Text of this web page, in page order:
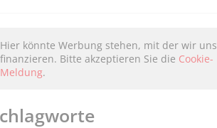
Hier könnte Werbung stehen, mit der wir uns
finanzieren. Bitte akzeptieren Sie die Cookie-
Meldung.